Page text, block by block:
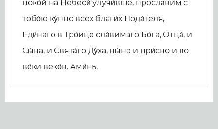
поко́й на Небеси́ улучи́вше, просла́вим с
тобо́ю ку́пно всех благи́х Пода́теля,
Еди́наго в Тро́ице сла́вимаго Бо́га, Отца́, и
Сы́на, и Свята́го Ду́ха, ны́не и при́сно и во
ве́ки веко́в. Ами́нь.